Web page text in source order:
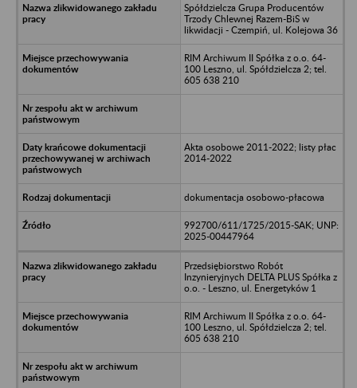
Spółdzielcza Grupa Producentów
Trzody Chlewnej Razem-BiS w
likwidacji - Czempiń, ul. Kolejowa 36
RIM Archiwum II Spółka z o.o. 64-
100 Leszno, ul. Spółdzielcza 2; tel.
605 638 210
Akta osobowe 2011-2022; listy płac
2014-2022
dokumentacja osobowo-płacowa
992700/611/1725/2015-SAK; UNP:
2025-00447964
Przedsiębiorstwo Robót
Inzynieryjnych DELTA PLUS Spółka z
o.o. - Leszno, ul. Energetyków 1
RIM Archiwum II Spółka z o.o. 64-
100 Leszno, ul. Spółdzielcza 2; tel.
605 638 210